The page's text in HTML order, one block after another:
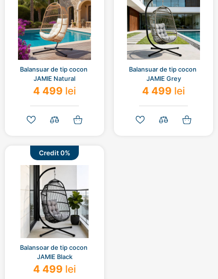
Balansuar de tip cocon
JAMIE Natural
4 499 lei
Balansuar de tip cocon
JAMIE Grey
4 499 lei
Credit 0%
Balansoar de tip cocon
JAMIE Black
4 499 lei